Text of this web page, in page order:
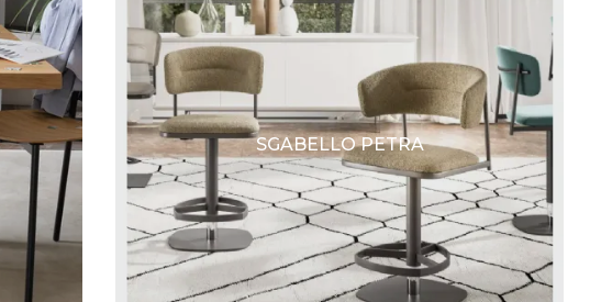
SGABELLO PETRA